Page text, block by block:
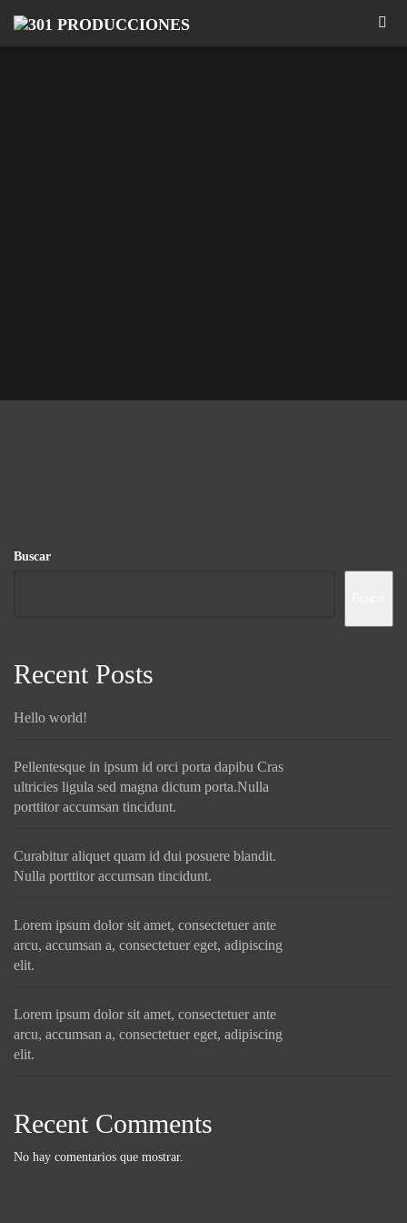
Buscar
Recent Posts
Hello world!
Pellentesque in ipsum id orci porta dapibu Cras
ultricies ligula sed magna dictum porta.Nulla
porttitor accumsan tincidunt.
Curabitur aliquet quam id dui posuere blandit.
Nulla porttitor accumsan tincidunt.
Lorem ipsum dolor sit amet, consectetuer ante
arcu, accumsan a, consectetuer eget, adipiscing
elit.
Lorem ipsum dolor sit amet, consectetuer ante
arcu, accumsan a, consectetuer eget, adipiscing
elit.
Recent Comments
No hay comentarios que mostrar.